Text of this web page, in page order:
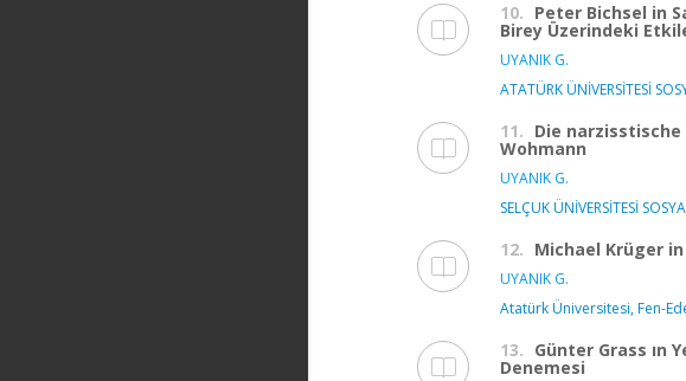
10. Peter Bichsel in
Birey Üzerindeki
UYANIK G.
ATATÜRK ÜNİVERSİTESİ
11. Die
Wohmann
UYANIK G.
SELÇUK ÜNİVERSİTESİ
12. Michael Krüger in
UYANIK G.
Atatürk Üniversitesi, Fen-
13. Günter Grass ın
Denemesi